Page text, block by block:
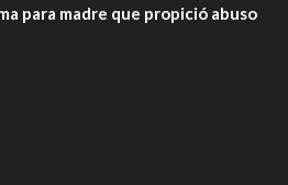
para madre que propició abuso